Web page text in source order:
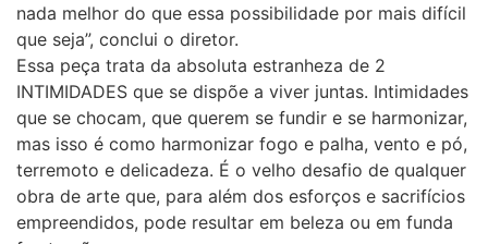
nada melhor do que essa possibilidade por mais difícil
que seja”, conclui o diretor.
Essa peça trata da absoluta estranheza de 2
INTIMIDADES que se dispõe a viver juntas. Intimidades
que se chocam, que querem se fundir e se harmonizar,
mas isso é como harmonizar fogo e palha, vento e pó,
terremoto e delicadeza. É o velho desafio de qualquer
obra de arte que, para além dos esforços e sacrifícios
empreendidos, pode resultar em beleza ou em funda